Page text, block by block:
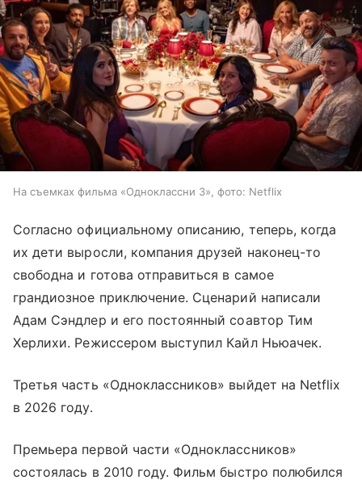
На съемках фильма «Одноклассни 3», фото: Netflix
Согласно официальному описанию, теперь, когда
их дети выросли, компания друзей наконец-то
свободна и готова отправиться в самое
грандиозное приключение. Сценарий написали
Адам Сэндлер и его постоянный соавтор Тим
Херлихи. Режиссером выступил Кайл Ньюачек.
Третья часть «Одноклассников» выйдет на Netflix
в 2026 году.
Премьера первой части «Одноклассников»
состоялась в 2010 году. Фильм быстро полюбился